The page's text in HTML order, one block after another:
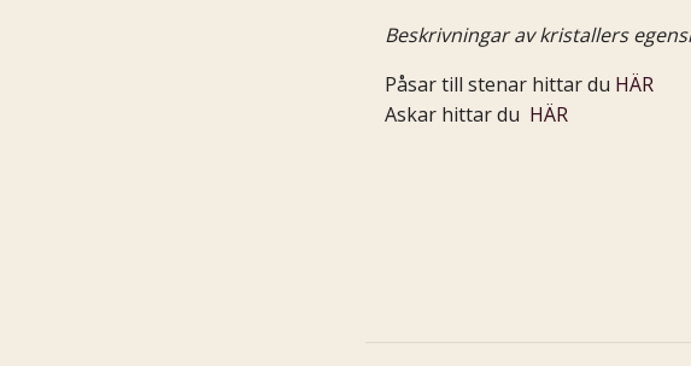
Beskrivningar av kristallers
Påsar till stenar hittar du HÄR
Askar hittar du HÄR